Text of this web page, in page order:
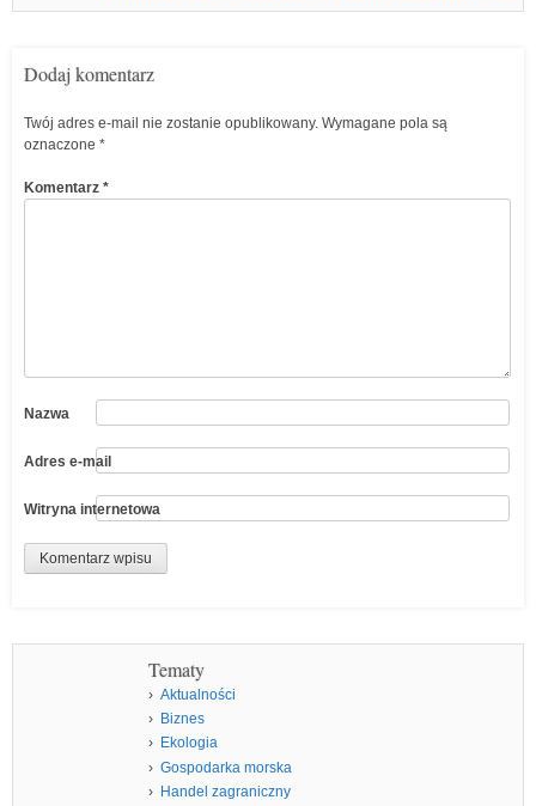
Dodaj komentarz
Twój adres e-mail nie zostanie opublikowany. Wymagane pola są
oznaczone *
Komentarz *
Nazwa
Adres e-mail
Witryna internetowa
Tematy
Aktualności
Biznes
Ekologia
Gospodarka morska
Handel zagraniczny